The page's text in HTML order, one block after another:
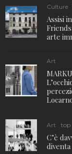
Culture
Assisi
arte
Art
Art top
C’è